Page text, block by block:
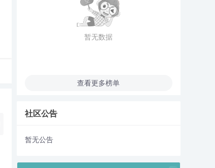
暂无数据
查看更多榜单
社区公告
暂无公告